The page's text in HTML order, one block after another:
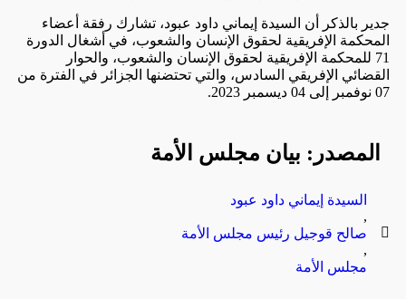
جدير بالذكر أن السيدة إيماني داود عبود، تشارك رفقة أعضاء
المحكمة الإفريقية لحقوق الإنسان والشعوب، في أشغال الدورة
71 للمحكمة الإفريقية لحقوق الإنسان والشعوب، والحوار
القضائي الإفريقي السادس، والتي تحتضنها الجزائر في الفترة من
07 نوفمبر إلى 04 ديسمبر 2023.
المصدر: بيان مجلس الأمة
السيدة إيماني داود عبود
,
صالح قوجيل رئيس مجلس الأمة
,
مجلس الأمة